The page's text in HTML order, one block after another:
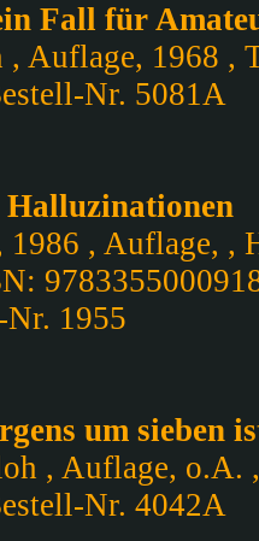
Fall für
Auflage, 1968 ,
Nr. 5081A
, Auflage, ,
Nr. 1955
um sieben
, Auflage,
Nr. 4042A